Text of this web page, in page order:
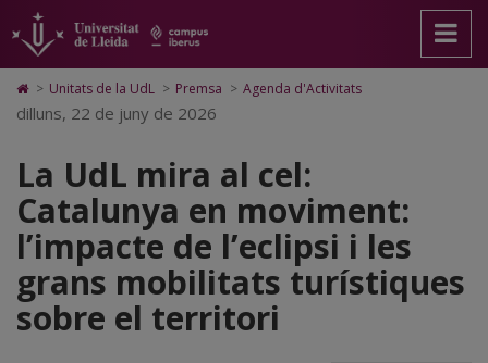
La
UdL
mira
al
cel:
Catalunya
en
moviment:
l’impacte
de
pàgina
principal.
Universitat
Lleida
contingut
principal
Mapa
Web.
Universitat
Cerca
Accessibilitat.
Universitat
Lleida
Icono
de
Home
a
la
página
de
> Unitats de la UdL > Premsa > Agenda d'Activitats
dilluns, 22 de juny de 2026
La UdL mira al cel:
Catalunya en moviment:
l’impacte de l’eclipsi i les
grans mobilitats turístiques
sobre el territori